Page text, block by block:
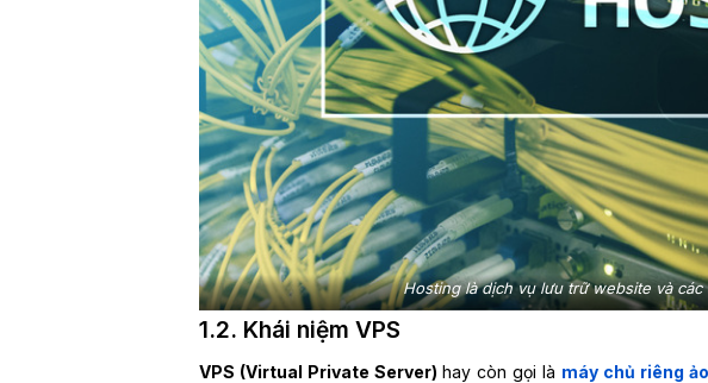
Hosting là dịch vụ lưu trữ website và
1.2. Khái niệm VPS
VPS (Virtual Private Server) hay còn gọi là máy chủ riêng ảo